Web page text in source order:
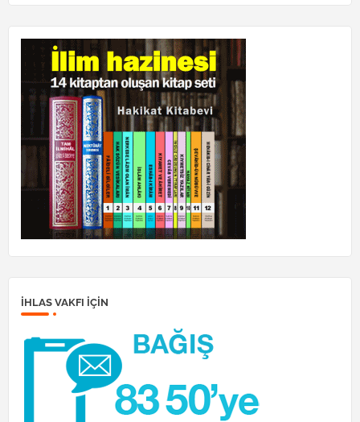
İHLAS VAKFI IÇIN